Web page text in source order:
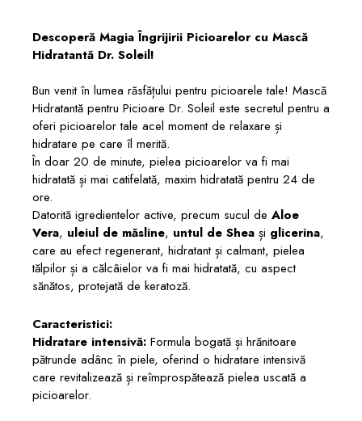
Descoperă Magia Îngrijirii Picioarelor cu Mască
Hidratantă Dr. Soleil!
Bun venit în lumea răsfățului pentru picioarele tale! Mască
Hidratantă pentru Picioare Dr. Soleil este secretul pentru a
oferi picioarelor tale acel moment de relaxare și
hidratare pe care îl merită.
În doar 20 de minute, pielea picioarelor va fi mai
hidratată și mai catifelată, maxim hidratată pentru 24 de
ore.
Datorită igredientelor active, precum sucul de Aloe
Vera, uleiul de măsline, untul de Shea și glicerina,
care au efect regenerant, hidratant și calmant, pielea
tălpilor și a călcâielor va fi mai hidratată, cu aspect
sănătos, protejată de keratoză.
Caracteristici:
Hidratare intensivă: Formula bogată și hrănitoare
pătrunde adânc în piele, oferind o hidratare intensivă
care revitalizează și reîmprospătează pielea uscată a
picioarelor.